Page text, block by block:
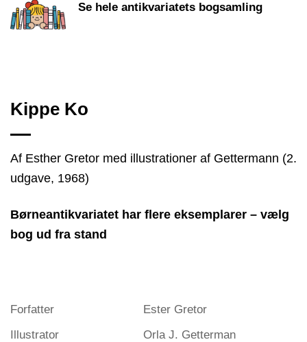
Se hele antikvariatets bogsamling
Kippe Ko
Af Esther Gretor med illustrationer af Gettermann (2.
udgave, 1968)
Børneantikvariatet har flere eksemplarer – vælg
bog ud fra stand
Forfatter
Ester Gretor
Illustrator
Orla J. Getterman